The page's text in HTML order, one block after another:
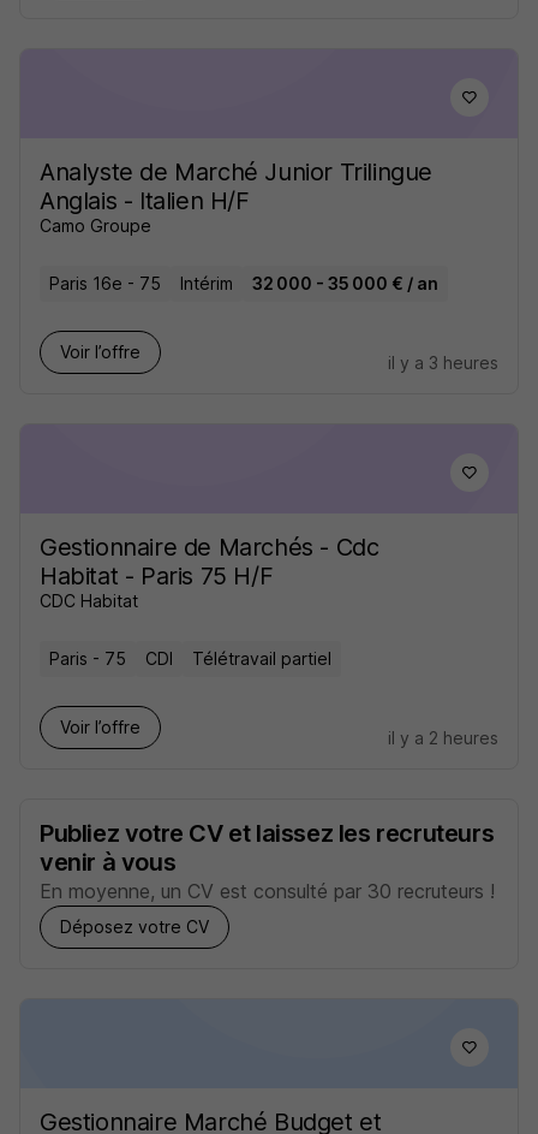
Analyste de Marché Junior Trilingue
Anglais - Italien H/F
Camo Groupe
Paris 16e - 75 Intérim 32 000 - 35 000 € / an
Voir l’offre
il y a 3 heures
Gestionnaire de Marchés - Cdc
Habitat - Paris 75 H/F
CDC Habitat
Paris - 75 CDI Télétravail partiel
Voir l’offre
il y a 2 heures
Publiez votre CV et laissez les recruteurs
venir à vous
En moyenne, un CV est consulté par 30 recruteurs !
Déposez votre CV
Gestionnaire Marché Budget et